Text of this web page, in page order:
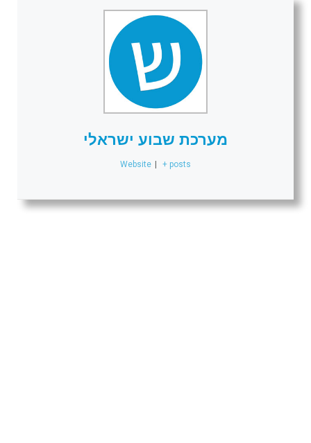
מערכת שבוע ישראלי
Website + posts